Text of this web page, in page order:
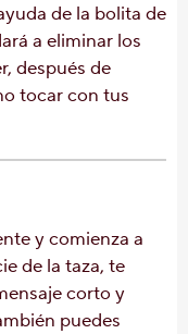
de la bolita de
a eliminar los
después de
tocar con tus
y comienza a
de la taza, te
corto y
puedes